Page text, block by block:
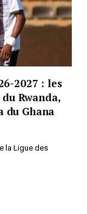
2027 : les
Rwanda,
du Ghana
la Ligue des